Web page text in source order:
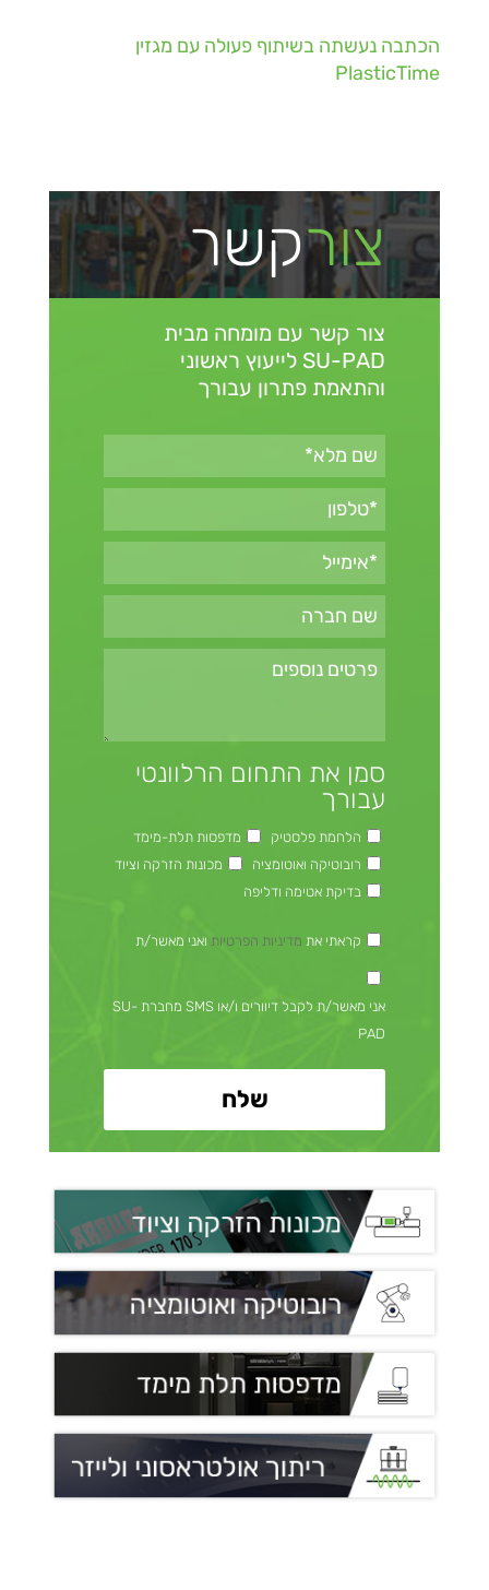
הכתבה נעשתה בשיתוף פעולה עם מגזין
PlasticTime
צורקשר
צור קשר עם מומחה מבית
SU-PAD לייעוץ ראשוני
והתאמת פתרון עבורך
סמן את התחום הרלוונטי
עבורך
הלחמת פלסטיק
מדפסות תלת-מימד
רובוטיקה ואוטומציה
מכונות הזרקה וציוד
בדיקת אטימה ודליפה
קראתי את מדיניות הפרטיות ואני מאשר/ת
אני מאשר/ת לקבל דיוורים ו/או SMS מחברת SU-
PAD